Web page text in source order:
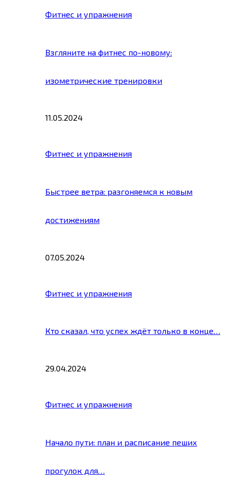
Фитнес и упражнения
Взгляните на фитнес по-новому:
изометрические тренировки
11.05.2024
Фитнес и упражнения
Быстрее ветра: разгоняемся к новым
достижениям
07.05.2024
Фитнес и упражнения
Кто сказал, что успех ждёт только в конце…
29.04.2024
Фитнес и упражнения
Начало пути: план и расписание пеших
прогулок для…